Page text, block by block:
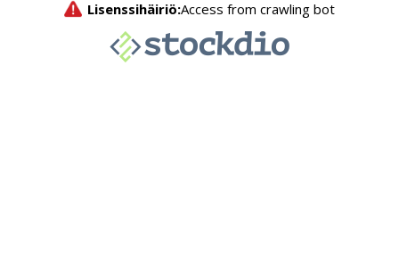
Lisenssihäiriö:Access from crawling bot